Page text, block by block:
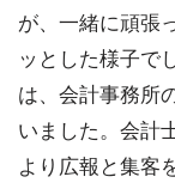
が、一緒に頑張
ッとした様子で
は、会計事務所
いました。会計
より広報と集客